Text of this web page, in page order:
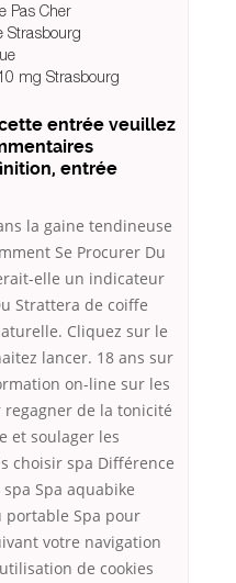
Pas Cher
Strasbourg
mg Strasbourg
entrée veuillez
entrée
la gaine tendineuse
Se Procurer Du
elle un indicateur
Strattera de coiffe
Cliquez sur le
lancer. 18 ans sur
on-line sur les
regagner de la tonicité
et soulager les
choisir spa Différence
Spa aquabike
portable Spa pour
votre navigation
de cookies